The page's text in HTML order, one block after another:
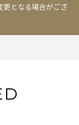
更となる場合がござ